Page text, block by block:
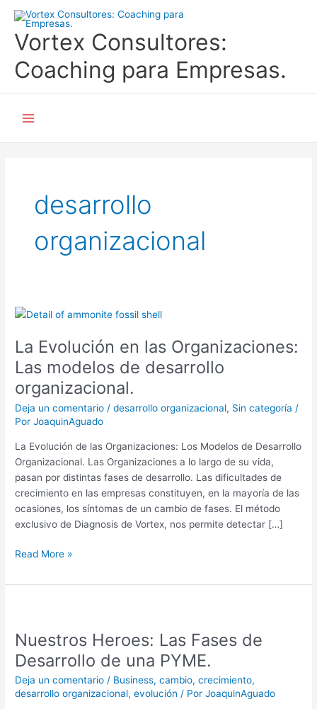
contenido
Vortex Consultores:
Coaching para Empresas.
desarrollo
organizacional
La Evolución en las Organizaciones:
Las modelos de desarrollo
organizacional.
Deja un comentario /desarrollo organizacional, Sin categoría /
PorJoaquinAguado
La Evolución de las Organizaciones: Los Modelos de Desarrollo
Organizacional. Las Organizaciones a lo largo de su vida,
pasan por distintas fases de desarrollo. Las dificultades de
crecimiento en las empresas constituyen, en la mayoría de las
ocasiones, los síntomas de un cambio de fases. El método
exclusivo de Diagnosis de Vortex, nos permite detectar […]
La
en
las
Organizaciones:
Las
modelos
de
organizacional.
Read More »
Nuestros Heroes: Las Fases de
Desarrollo de una PYME.
Deja un comentario / Business,cambio,crecimiento,
desarrollo organizacional,evolución / PorJoaquinAguado
Las
Fases
de
Desarrollo
de